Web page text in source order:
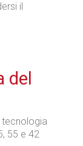
il
del
tecnologia
55 e 42